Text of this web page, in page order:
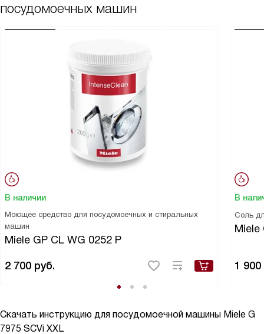
посудомоечных машин
В наличии
Моющее средство для посудомоечных и стиральных
машин
Miele GP CL WG 0252 P
2 700 руб.
В
Соль
Miele
1 900
Скачать инструкцию для посудомоечной машины Miele G
7975 SCVi XXL